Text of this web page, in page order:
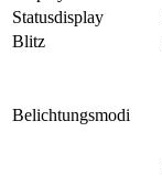
Statusdisplay
Blitz
Belichtungsmodi